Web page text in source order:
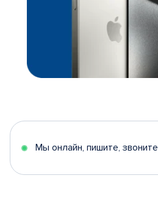
Мы онлайн, пишите, звоните